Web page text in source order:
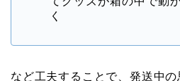
く
など工夫することで、発送中